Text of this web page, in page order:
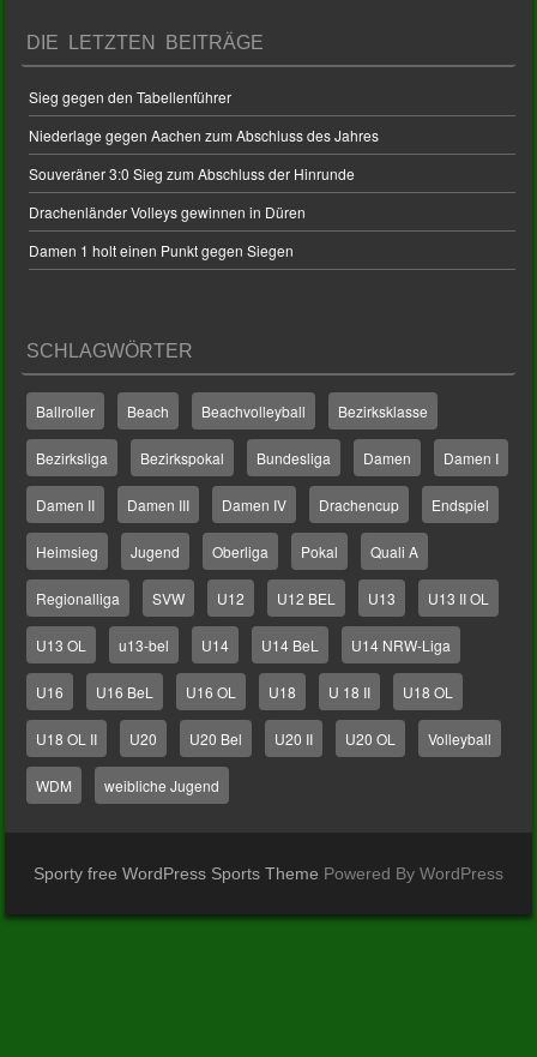
DIE LETZTEN BEITRÄGE
Sieg gegen den Tabellenführer
Niederlage gegen Aachen zum Abschluss des Jahres
Souveräner 3:0 Sieg zum Abschluss der Hinrunde
Drachenländer Volleys gewinnen in Düren
Damen 1 holt einen Punkt gegen Siegen
SCHLAGWÖRTER
Ballroller Beach Beachvolleyball Bezirksklasse
Bezirksliga Bezirkspokal Bundesliga Damen Damen I
Damen II Damen III Damen IV Drachencup Endspiel
Heimsieg Jugend Oberliga Pokal Quali A
Regionalliga SVW U12 U12 BEL U13 U13 II OL
U13 OL u13-bel U14 U14 BeL U14 NRW-Liga
U16 U16 BeL U16 OL U18 U 18 II U18 OL
U18 OL II U20 U20 Bel U20 II U20 OL Volleyball
WDM weibliche Jugend
Sporty free WordPress Sports Theme Powered By WordPress